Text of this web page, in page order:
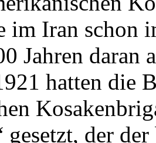
im Iran schon
Jahren daran
hatten die
gesetzt, der